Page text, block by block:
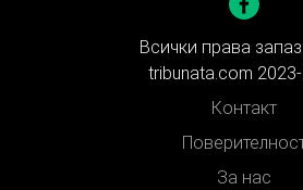
Всички права
tribunata.com
Контакт
За нас